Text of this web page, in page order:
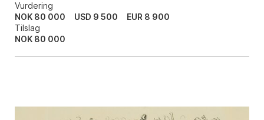
Vurdering
NOK 80 000
USD 9 500
EUR 8 900
Tilslag
NOK 80 000